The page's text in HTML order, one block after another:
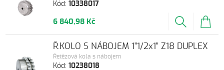
Kód:10338017
6 840,98 Kč
Kód:10238018
Řetězová kola s nábojem
Ř.KOLO S NÁBOJEM 1"1/2x1" Z18 DUPLEX